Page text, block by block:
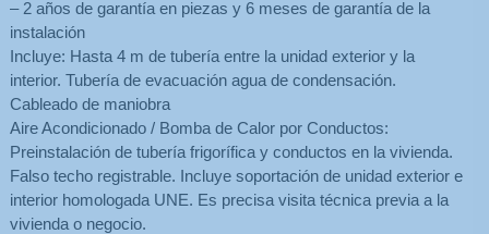
– 2 años de garantía en piezas y 6 meses de garantía de la
instalación
Incluye: Hasta 4 m de tubería entre la unidad exterior y la
interior. Tubería de evacuación agua de condensación.
Cableado de maniobra
Aire Acondicionado / Bomba de Calor por Conductos:
Preinstalación de tubería frigorífica y conductos en la vivienda.
Falso techo registrable. Incluye soportación de unidad exterior e
interior homologada UNE. Es precisa visita técnica previa a la
vivienda o negocio.